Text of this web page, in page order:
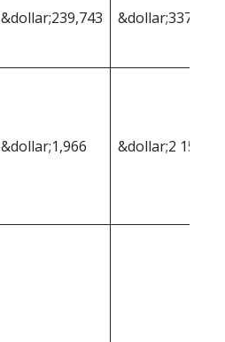
&dollar;239,743 &dollar;337,102
&dollar;1,966 &dollar;2 157